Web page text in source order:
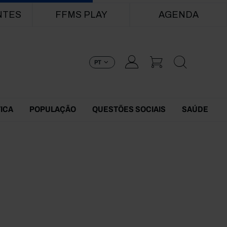
FFMS PLAY AGENDA
PT
POPULAÇÃO QUESTÕES SOCIAIS SAÚDE